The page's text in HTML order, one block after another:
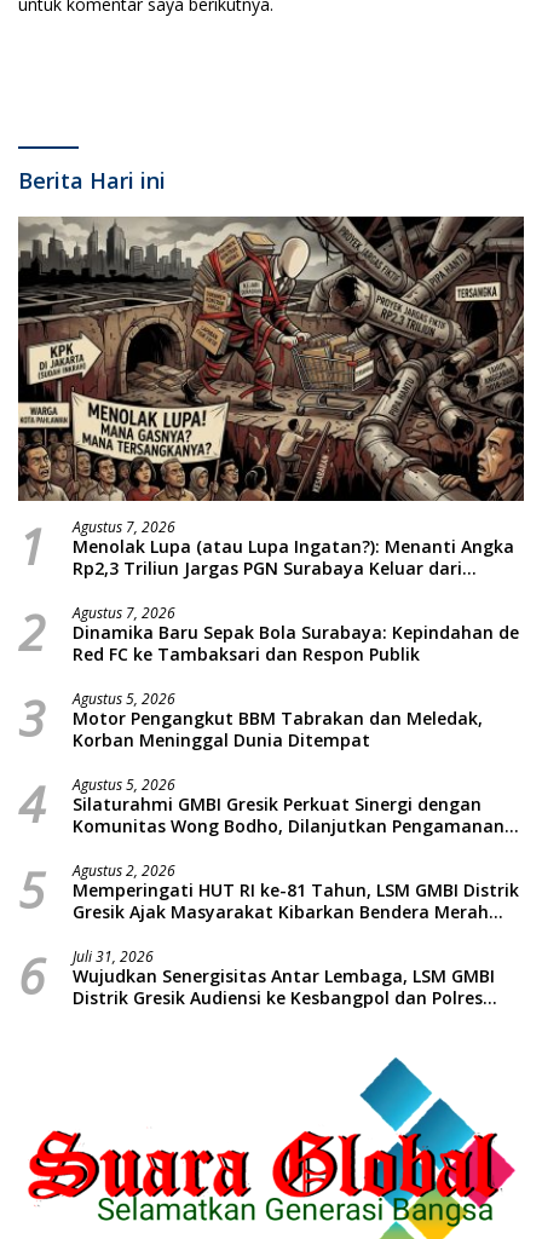
Berita Hari ini
1 Agustus 7, 2026
Menolak Lupa (atau Lupa Ingatan?): Menanti Angka
Rp2,3 Triliun Jargas PGN Surabaya Keluar dari
2 Agustus 7, 2026
Dinamika Baru Sepak Bola Surabaya: Kepindahan de
Red FC ke Tambaksari dan Respon Publik
3 Agustus 5, 2026
Motor Pengangkut BBM Tabrakan dan Meledak,
Korban Meninggal Dunia Ditempat
4 Agustus 5, 2026
Silaturahmi GMBI Gresik Perkuat Sinergi dengan
Komunitas Wong Bodho, Dilanjutkan Pengamanan
Massal dan Santunan Anak Yatim
5 Agustus 2, 2026
Memperingati HUT RI ke-81 Tahun, LSM GMBI Distrik
Gresik Ajak Masyarakat Kibarkan Bendera Merah
6 Juli 31, 2026
Wujudkan Senergisitas Antar Lembaga, LSM GMBI
Distrik Gresik Audiensi ke Kesbangpol dan Polres